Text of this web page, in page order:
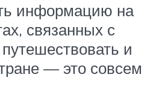
информацию на
связанных с
и
— это совсем